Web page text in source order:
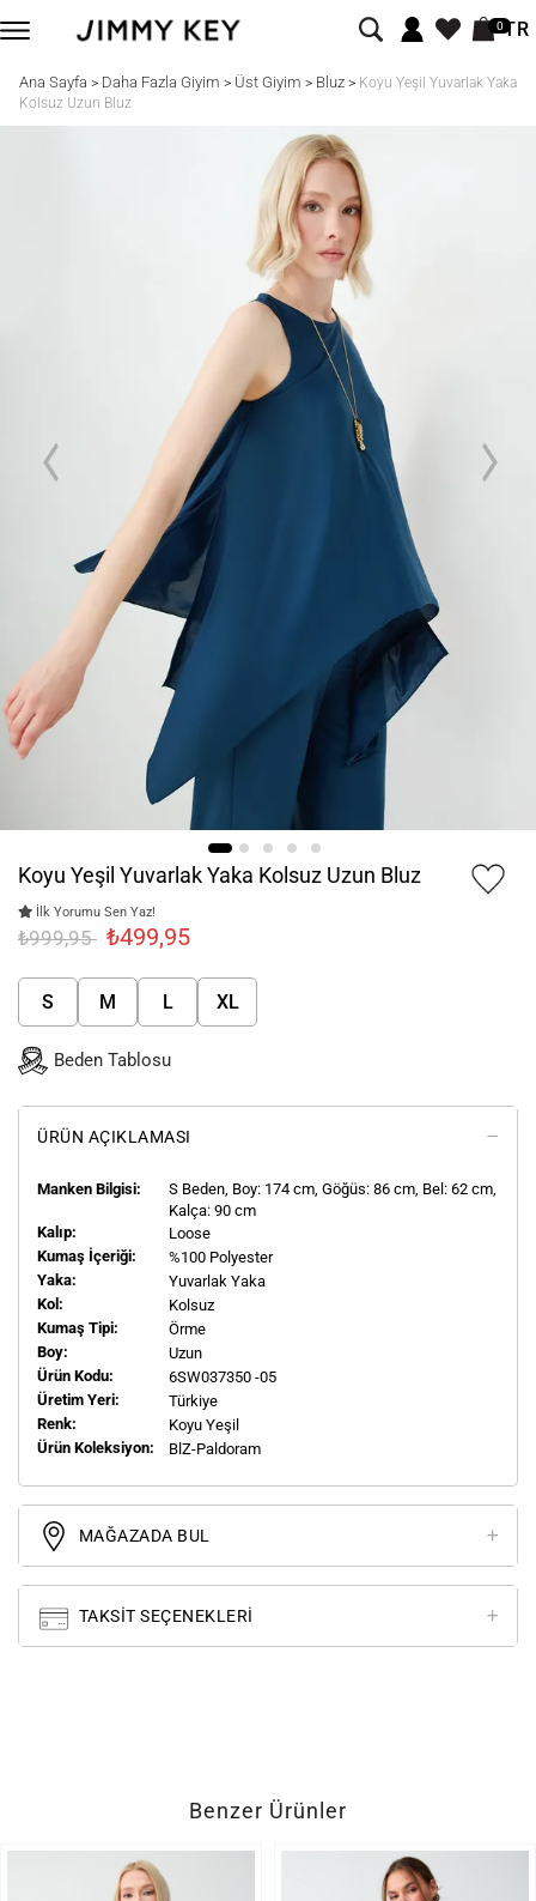
0TR
Ana Sayfa > Daha Fazla Giyim > Üst Giyim > Bluz> Koyu Yeşil Yuvarlak Yaka
Kolsuz Uzun Bluz
Koyu Yeşil Yuvarlak Yaka Kolsuz Uzun Bluz
İlk Yorumu Sen Yaz!
₺999,95 ₺499,95
S M L XL
Beden Tablosu
ÜRÜN AÇIKLAMASI
Manken Bilgisi: S Beden, Boy: 174 cm, Göğüs: 86 cm, Bel: 62 cm,
Kalça: 90 cm
Kalıp:
Loose
Kumaş İçeriği:
%100 Polyester
Yaka:
Yuvarlak Yaka
Kol:
Kolsuz
Kumaş Tipi:
Örme
Boy:
Uzun
Ürün Kodu:
6SW037350 -05
Üretim Yeri:
Türkiye
Renk:
Koyu Yeşil
Ürün Koleksiyon:
BlZ-Paldoram
MAĞAZADA BUL
TAKSIT SEÇENEKLERI
Benzer Ürünler